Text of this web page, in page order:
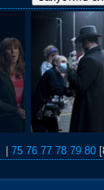
75 76 77 78 79 80 [